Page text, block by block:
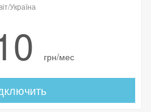
Україна
грн/мес